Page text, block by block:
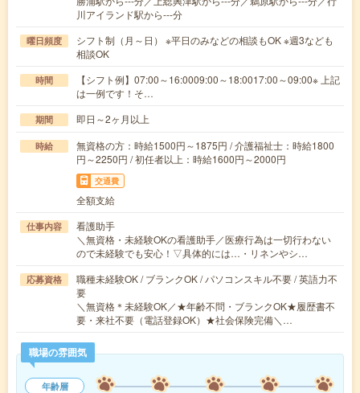
川アイランド駅から---分
曜日頻度
シフト制（月～日） ※平日のみなどの相談もOK ※週3なども
相談OK
時間
【シフト例】07:00～16:0009:00～18:0017:00～09:00※ 上記
は一例です！そ…
期間 即日～2ヶ月以上
時給
無資格の方：時給1500円～1875円 / 介護福祉士：時給1800
円～2250円 / 初任者以上：時給1600円～2000円
交通費
全額支給
仕事内容
看護助手
＼無資格・未経験OKの看護助手／医療行為は一切行わない
ので未経験でも安心！▽具体的には…・リネンやシ…
応募資格
職種未経験OK / ブランクOK / パソコンスキル不要 / 英語力不
要
＼無資格＊未経験OK／★年齢不問・ブランクOK★履歴書不
要・来社不要（電話登録OK）★社会保険完備＼…
職場の雰囲気
年齢層